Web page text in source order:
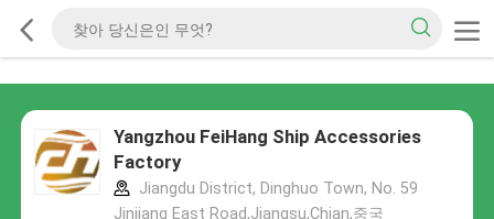
Yangzhou FeiHang Ship Accessories
Factory
Jiangdu District, Dinghuo Town, No. 59
Jinjiang East Road,Jiangsu,Chian,중국